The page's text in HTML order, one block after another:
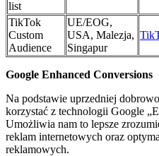
list
TikTok
Custom
Audience
UE/EOG,
USA, Malezja,
Singapur
Google Enhanced Conversions
Na podstawie uprzedniej
korzystać z technologii Google
Umożliwia nam to lepsze
reklam internetowych oraz
reklamowych.